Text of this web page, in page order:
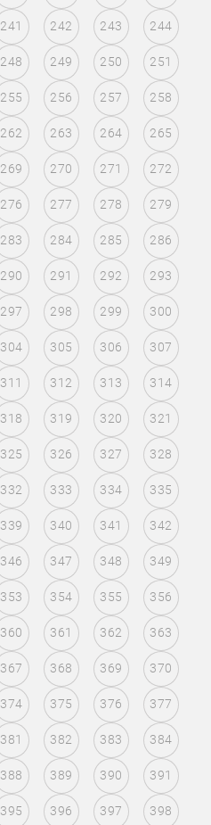
241 242 243 244
248 249 250 251
255 256 257 258
262 263 264 265
269 270 271 272
276 277 278 279
283 284 285 286
290 291 292 293
297 298 299 300
304 305 306 307
311 312 313 314
318 319 320 321
325 326 327 328
332 333 334 335
339 340 341 342
346 347 348 349
353 354 355 356
360 361 362 363
367 368 369 370
374 375 376 377
381 382 383 384
388 389 390 391
395 396 397 398